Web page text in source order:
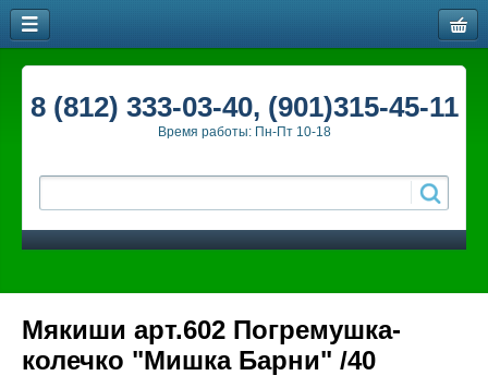
8 (812) 333-03-40, (901)315-45-11
Время работы: Пн-Пт 10-18
Мякиши арт.602 Погремушка-
колечко "Мишка Барни" /40